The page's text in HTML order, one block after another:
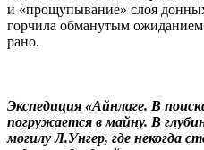
и «прощупывание» слоя
горчила обманутым
рано.
Экспедиция «Айнлаге. В
погружается в майну. В
могилу Л.Унгер, где некогда